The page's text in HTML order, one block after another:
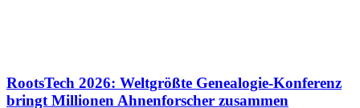
RootsTech 2026: Weltgrößte Genealogie-Konferenz
bringt Millionen Ahnenforscher zusammen